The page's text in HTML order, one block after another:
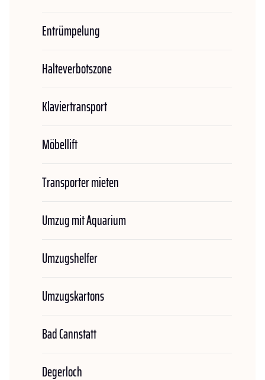
Entrümpelung
Halteverbotszone
Klaviertransport
Möbellift
Transporter mieten
Umzug mit Aquarium
Umzugshelfer
Umzugskartons
Bad Cannstatt
Degerloch